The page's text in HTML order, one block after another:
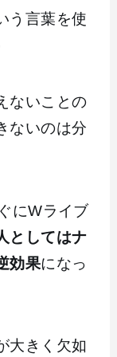
う言葉を使
ないことの
ないのは分
にWライブ
としてはナ
効果になっ
大きく欠如